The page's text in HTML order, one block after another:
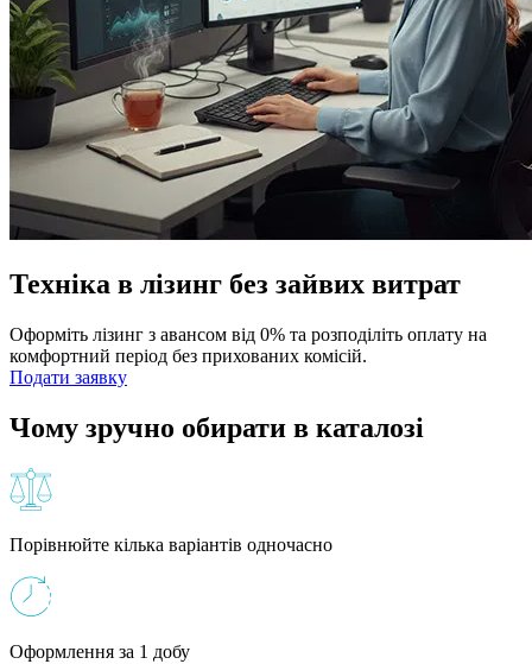
Техніка в лізинг без зайвих витрат
Оформіть лізинг з авансом від 0% та розподіліть оплату на
комфортний період без прихованих комісій.
Подати заявку
Чому зручно обирати в каталозі
Порівнюйте кілька варіантів одночасно
Оформлення за 1 добу